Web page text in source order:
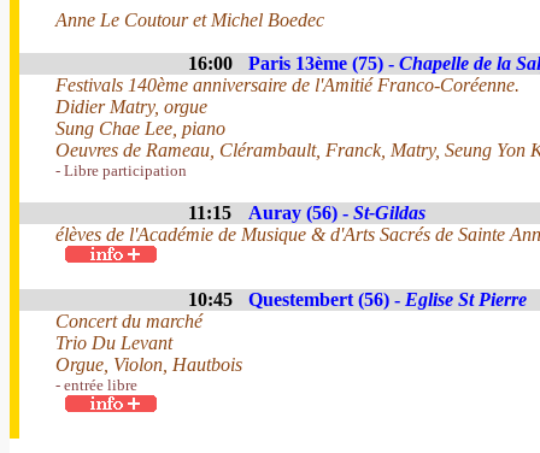
Anne Le Coutour et Michel Boedec
16:00 Paris 13ème (75) - Chapelle de la
Festivals 140ème anniversaire de l'Amitié Franco-Coréenne.
Didier Matry, orgue
Sung Chae Lee, piano
Oeuvres de Rameau, Clérambault, Franck, Matry, Seung Yon
- Libre participation
11:15 Auray (56) - St-Gildas
élèves de l'Académie de Musique & d'Arts Sacrés de Sainte
10:45 Questembert (56) - Eglise St Pierre
Concert du marché
Trio Du Levant
Orgue, Violon, Hautbois
- entrée libre